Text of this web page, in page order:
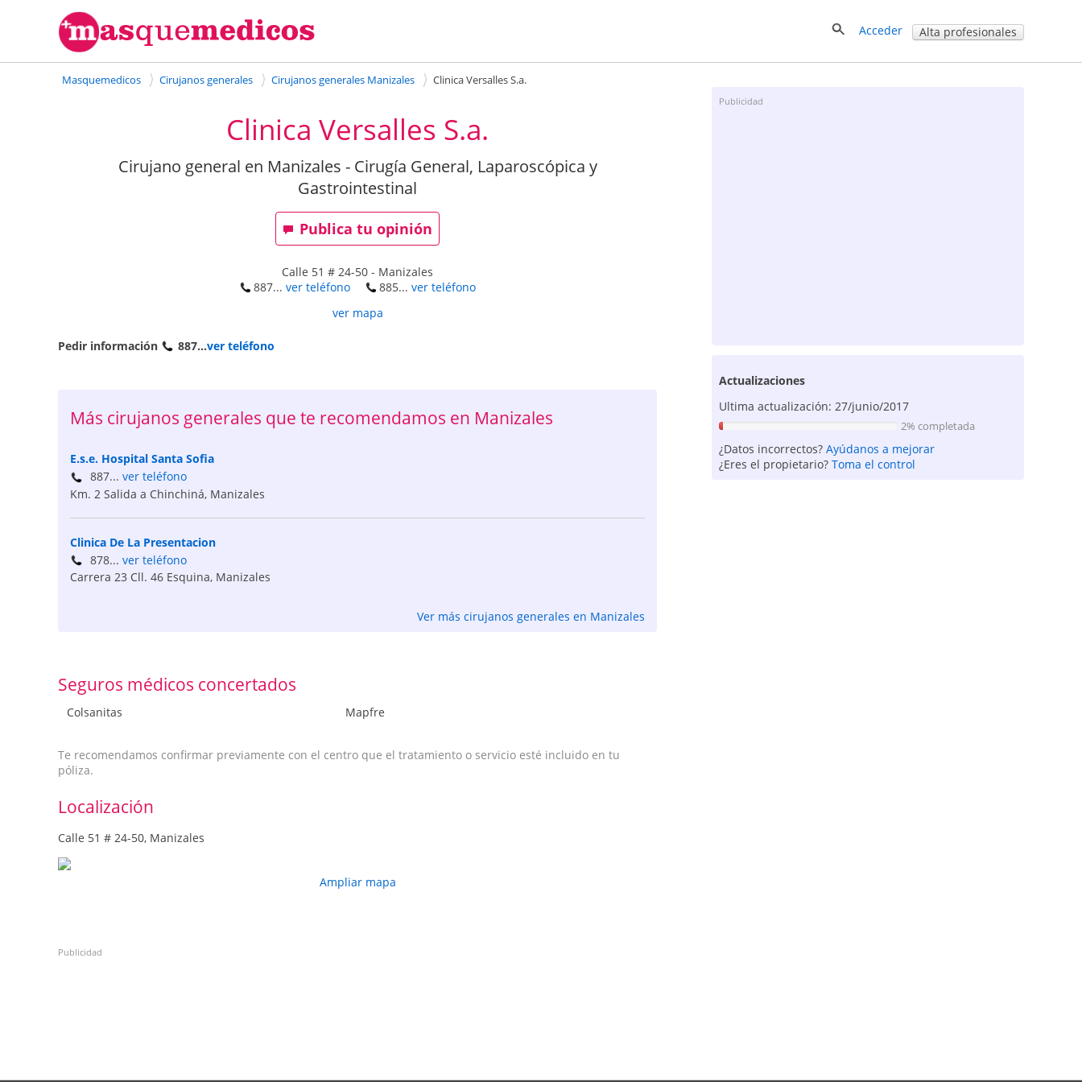
Acceder Alta profesionales
Masquemedicos Cirujanos generales Cirujanos generales Manizales Clinica Versalles S.a.
Clinica Versalles S.a.
Cirujano general en Manizales - Cirugía General, Laparoscópica y
Gastrointestinal
Publica tu opinión
Calle 51 # 24-50 - Manizales
887... ver teléfono 885... ver teléfono
ver mapa
Pedir información 887...ver teléfono
Más cirujanos generales que te recomendamos en Manizales
E.s.e. Hospital Santa Sofia
887... ver teléfono
Km. 2 Salida a Chinchiná, Manizales
Clinica De La Presentacion
878... ver teléfono
Carrera 23 Cll. 46 Esquina, Manizales
Ver más cirujanos generales en Manizales
Seguros médicos concertados
Colsanitas Mapfre
Te recomendamos confirmar previamente con el centro que el tratamiento o servicio esté incluido en tu
póliza.
Localización
Calle 51 # 24-50, Manizales
Ampliar mapa
Publicidad
Actualizaciones
Ultima actualización: 27/junio/2017
2% completada
¿Datos incorrectos?Ayúdanos a mejorar
¿Eres el propietario?Toma el control
Publicidad